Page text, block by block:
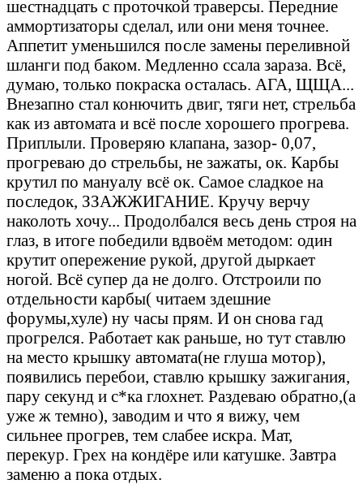
шестнадцать с проточкой траверсы. Передние
аммортизаторы сделал, или они меня точнее.
Аппетит уменьшился после замены переливной
шланги под баком. Медленно ссала зараза. Всё,
думаю, только покраска осталась. АГА, ЩЩА...
Внезапно стал конючить двиг, тяги нет, стрельба
как из автомата и всё после хорошего прогрева.
Приплыли. Проверяю клапана, зазор- 0,07,
прогреваю до стрельбы, не зажаты, ок. Карбы
крутил по мануалу всё ок. Самое сладкое на
последок, ЗЗАЖЖИГАНИЕ. Кручу верчу
наколоть хочу... Продолбался весь день строя на
глаз, в итоге победили вдвоём методом: один
крутит опережение рукой, другой дыркает
ногой. Всё супер да не долго. Отстроили по
отдельности карбы( читаем здешние
форумы,хуле) ну часы прям. И он снова гад
прогрелся. Работает как раньше, но тут ставлю
на место крышку автомата(не глуша мотор),
появились перебои, ставлю крышку зажигания,
пару секунд и с*ка глохнет. Раздеваю обратно,(а
уже ж темно), заводим и что я вижу, чем
сильнее прогрев, тем слабее искра. Мат,
перекур. Грех на кондёре или катушке. Завтра
заменю а пока отдых.